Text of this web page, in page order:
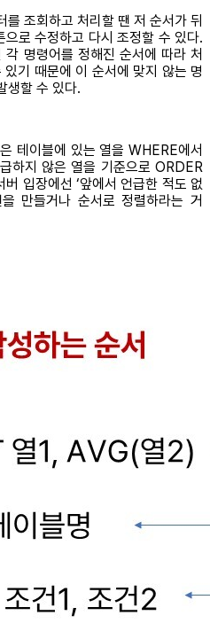
를 조회하고 처리할 땐 저 순서가 뒤
로 수정하고 다시 조정할 수 있다.
명령어를 정해진 순서에 따라 처
기 때문에 이 순서에 맞지 않는 명
생할 수 있다.
테이블에 있는 열을 WHERE에서
하지 않은 열을 기준으로 ORDER
입장에선 ‘앞에서 언급한 적도 없
만들거나 순서로 정렬하라는 거